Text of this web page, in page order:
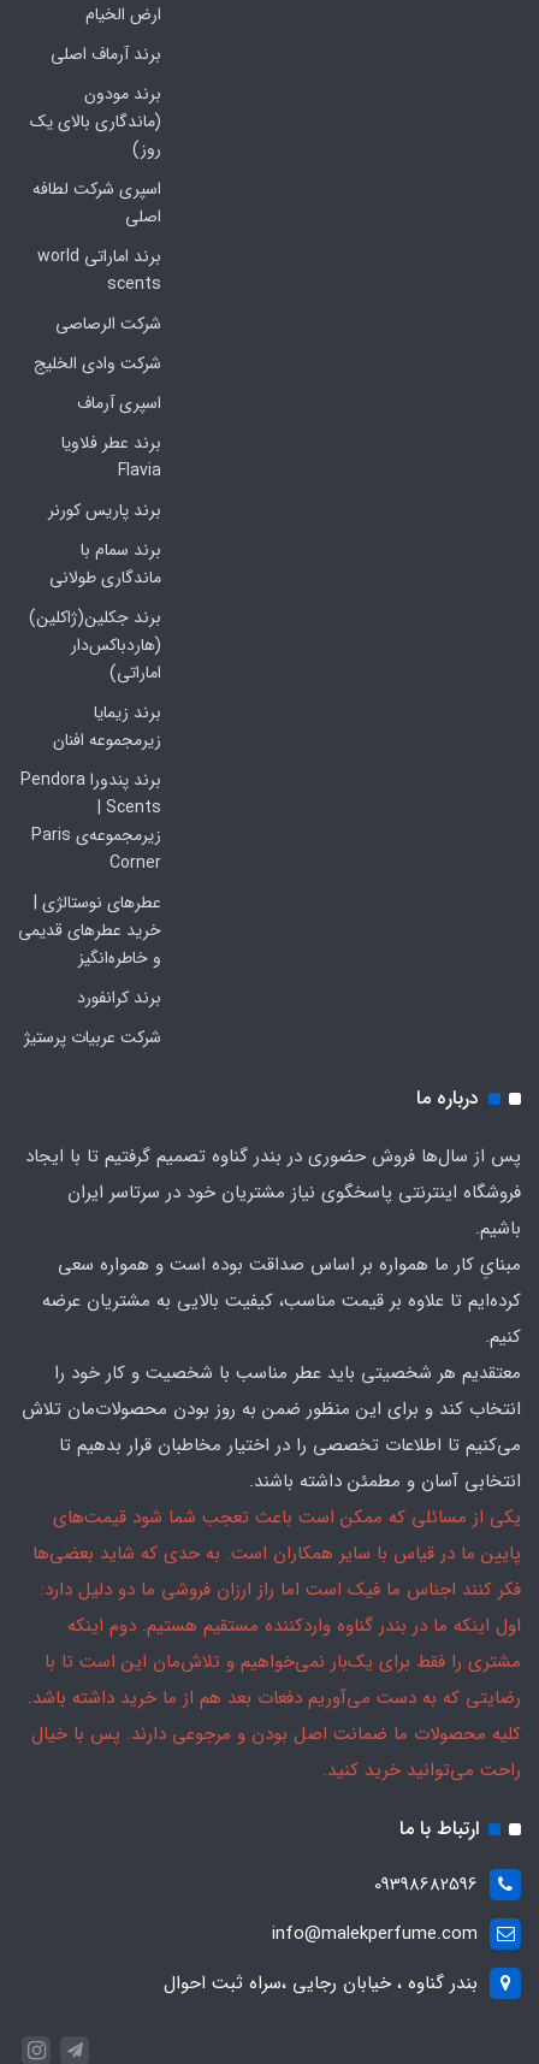
ارض الخیام
برند آرماف اصلی
برند مودون
(ماندگاری بالای یک
روز)
اسپری شرکت لطافه
اصلی
برند اماراتی world
scents
شرکت الرصاصی
شرکت وادی الخلیج
اسپری آرماف
برند عطر فلاویا
Flavia
برند پاریس کورنر
برند سمام با
ماندگاری طولانی
برند جکلین(ژاکلین)
(هاردباکس‌دار
اماراتی)
برند زیمایا
زیرمجموعه افنان
برند پندورا Pendora
Scents |
زیرمجموعه‌ی Paris
Corner
عطرهای نوستالژی |
خرید عطرهای قدیمی
و خاطره‌انگیز
برند کرانفورد
شرکت عربیات پرستیژ
درباره ما
پس از سال‌ها فروش حضوری در بندر گناوه تصمیم گرفتیم تا با ایجاد
فروشگاه اینترنتی پاسخگوی نیاز مشتریان خود در سرتاسر ایران
باشیم.
مبنایِ کار ما همواره بر اساس صداقت بوده است و همواره سعی
کرده‌ایم تا علاوه بر قیمت مناسب، کیفیت بالایی به مشتریان عرضه
کنیم.
معتقدیم هر شخصیتی باید عطر مناسب با شخصیت و کار خود را
انتخاب کند و برای این منظور ضمن به روز بودن محصولات‌مان تلاش
می‌کنیم تا اطلاعات تخصصی را در اختیار مخاطبان قرار بدهیم تا
انتخابی آسان و مطمئن داشته باشند.
یکی از مسائلی که ممکن است باعث تعجب شما شود قیمت‌های
پایین ما در قیاس با سایر همکاران است. به حدی که شاید بعضی‌ها
فکر کنند اجناس ما فیک است اما راز ارزان فروشی ما دو دلیل دارد:
اول اینکه ما در بندر گناوه واردکننده مستقیم هستیم. دوم اینکه
مشتری را فقط برای یک‌بار نمی‌خواهیم و تلاش‌مان این است تا با
رضایتی که به دست می‌آوریم دفعات بعد هم از ما خرید داشته باشد.
کلیه محصولات ما ضمانت اصل بودن و مرجوعی دارند. پس با خیال
راحت می‌توانید خرید کنید.
ارتباط با ما
09398682596
info@malekperfume.com
بندر گناوه ، خیابان رجایی ،سراه ثبت احوال